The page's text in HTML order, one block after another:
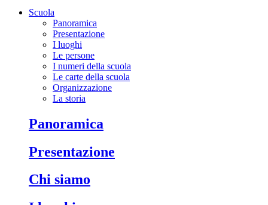
Scuola
Panoramica
Presentazione
I luoghi
Le persone
I numeri della scuola
Le carte della scuola
Organizzazione
La storia
panoramica
presentazione
chi siamo